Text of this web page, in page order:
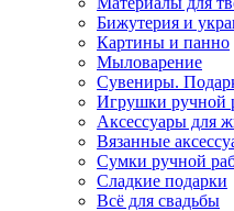
Бижутерия и
Картины и панно
Мыловарение
Сувениры.
Игрушки ручной
Аксессуары для
Вязанные
Сумки ручной
Сладкие подарки
Всё для свадьбы